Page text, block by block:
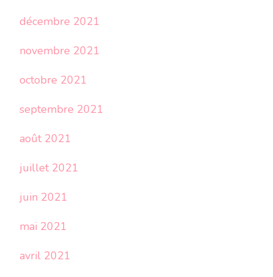
décembre 2021
novembre 2021
octobre 2021
septembre 2021
août 2021
juillet 2021
juin 2021
mai 2021
avril 2021